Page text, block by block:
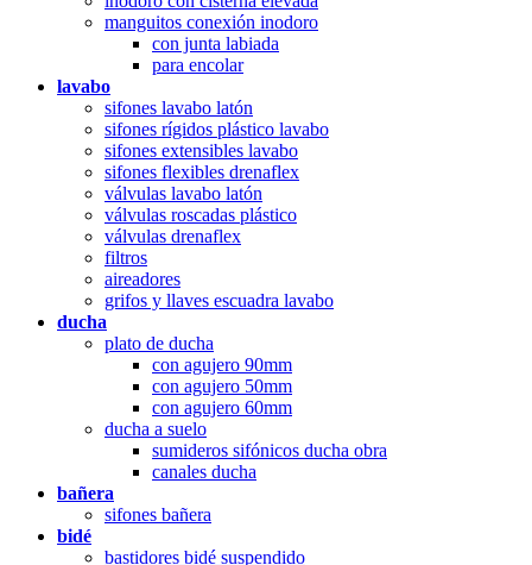
manguitos conexión inodoro
con junta labiada
para encolar
lavabo
sifones lavabo latón
sifones rígidos plástico lavabo
sifones extensibles lavabo
sifones flexibles drenaflex
válvulas lavabo latón
válvulas roscadas plástico
válvulas drenaflex
filtros
aireadores
grifos y llaves escuadra lavabo
ducha
plato de ducha
con agujero 90mm
con agujero 50mm
con agujero 60mm
ducha a suelo
sumideros sifónicos ducha obra
canales ducha
bañera
sifones bañera
bidé
bastidores bidé suspendido